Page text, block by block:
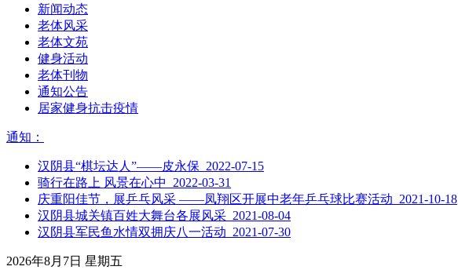
新闻动态
老体风采
老体文苑
健身活动
老体刊物
通知公告
居家健身抗击疫情
通知：
汉阴县“棋坛达人”——皮永保 2022-07-15
骑行在路上 风景在心中 2022-03-31
庆重阳佳节，展乒乓风采 ——凤翔区开展中老年乒乓球比赛活动 2021-10-18
汉阴县城关镇百姓大舞台各展风采 2021-08-04
汉阴县军民鱼水情双拥庆八一活动 2021-07-30
2026年8月7日 星期五